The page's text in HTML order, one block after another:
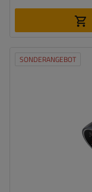
SONDERANGEBOT